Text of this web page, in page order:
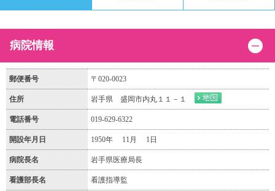
病院情報
郵便番号 〒020-0023
住所 岩手県 盛岡市内丸１１－１
電話番号 019-629-6322
開設年月日 1950年 11月 1日
病院長名 岩手県医療局長
看護部長名 看護指導監